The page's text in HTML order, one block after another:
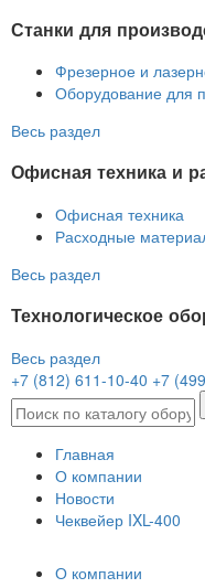
Станки для
Фрезерное и
Оборудование для
Весь раздел
Офисная техника и
Офисная техника
Расходные
Весь раздел
Технологическое
Весь раздел
+7 (812) 611-10-40 +7
Главная
О компании
Новости
Чеквейер IXL-400
О компании